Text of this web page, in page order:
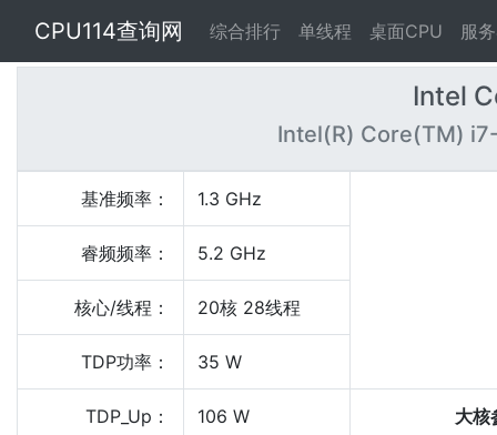
CPU114查询网 综合排行 单线程 桌面CPU 服
Intel
Intel(R) Core(TM)
基准频率： 1.3 GHz
睿频频率： 5.2 GHz
核心/线程： 20核 28线程
TDP功率： 35 W
TDP_Up： 106 W 大核